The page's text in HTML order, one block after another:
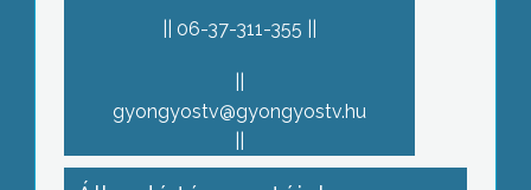
06-37-311-355
gyongyostv@gyongyostv.hu